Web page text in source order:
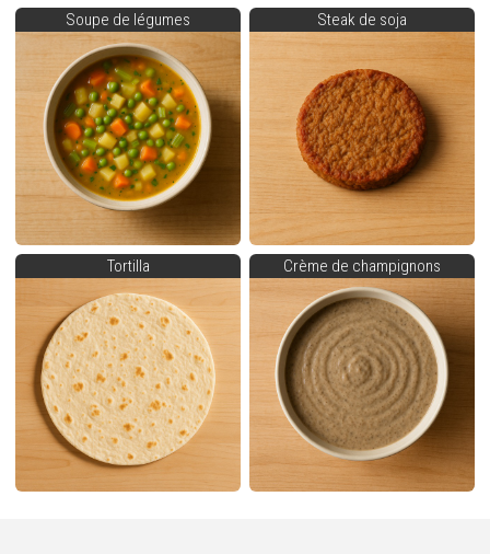
Soupe de légumes Steak de soja
Tortilla Crème de champignons